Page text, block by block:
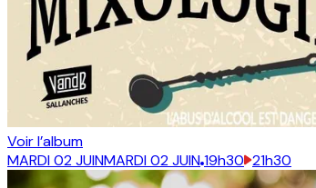
Voir l’album
MARDI 02 JUINMARDI 02 JUIN19h30 21h30